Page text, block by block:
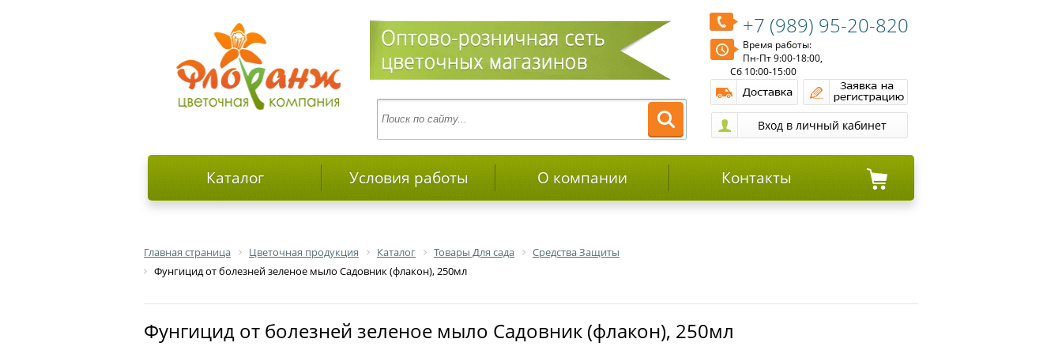
+7 (989) 95-20-820
Время работы:
Пн-Пт 9:00-18:00,
Сб 10:00-15:00
Каталог Условия работы О компании Контакты
Главная страница Цветочная продукция Каталог Товары Для сада
Средства Защиты
Фунгицид от болезней зеленое мыло Садовник (флакон), 250мл
Фунгицид от болезней зеленое мыло Садовник (флакон), 250мл